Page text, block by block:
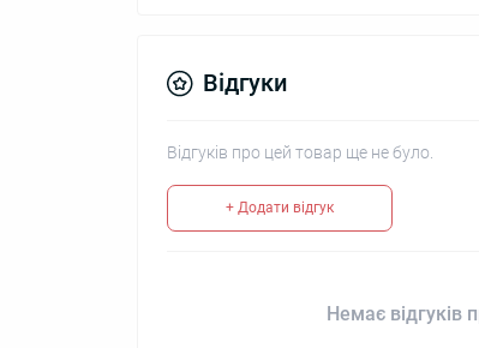
Відгуки
Відгуків про цей товар ще не було.
+ Додати відгук
Немає відгуків